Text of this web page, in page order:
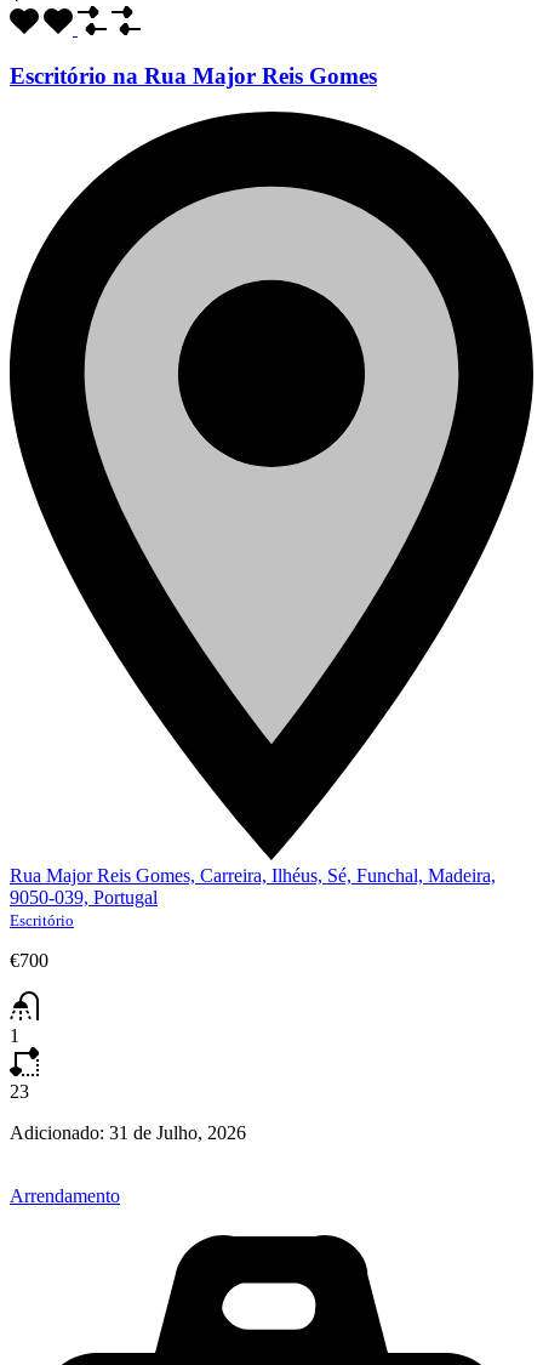
Escritório na Rua Major Reis Gomes
Rua Major Reis Gomes, Carreira, Ilhéus, Sé, Funchal, Madeira,
9050-039, Portugal
Escritório
€700
1
23
Adicionado: 31 de Julho, 2026
Arrendamento